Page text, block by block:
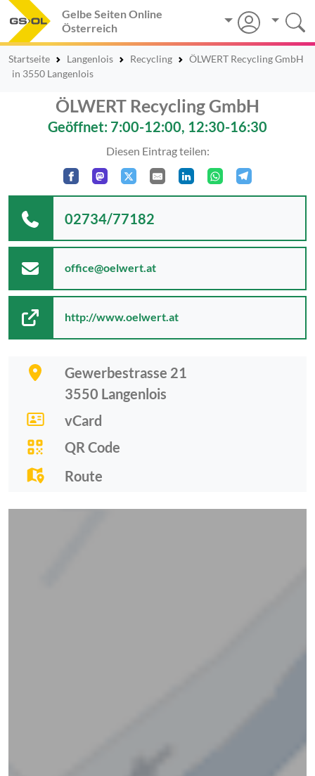
Gelbe Seiten Online
Österreich
Startseite Langenlois Recycling
ÖLWERT Recycling GmbH
in 3550 Langenlois
ÖLWERT Recycling GmbH
Geöffnet: 7:00-12:00, 12:30-16:30
Diesen Eintrag teilen:
Gewerbestrasse 21
3550 Langenlois
vCard
QR Code
Route
02734/77182
office@oelwert.at
http://www.oelwert.at